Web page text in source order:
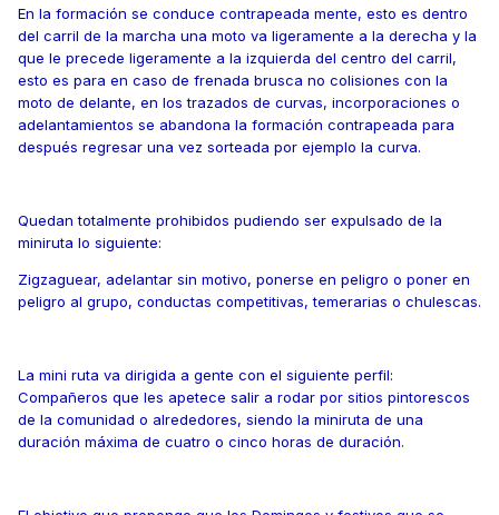
En la formación se conduce contrapeada mente, esto es dentro
del carril de la marcha una moto va ligeramente a la derecha y la
que le precede ligeramente a la izquierda del centro del carril,
esto es para en caso de frenada brusca no colisiones con la
moto de delante, en los trazados de curvas, incorporaciones o
adelantamientos se abandona la formación contrapeada para
después regresar una vez sorteada por ejemplo la curva.
Quedan totalmente prohibidos pudiendo ser expulsado de la
miniruta lo siguiente:
Zigzaguear, adelantar sin motivo, ponerse en peligro o poner en
peligro al grupo, conductas competitivas, temerarias o chulescas.
La mini ruta va dirigida a gente con el siguiente perfil:
Compañeros que les apetece salir a rodar por sitios pintorescos
de la comunidad o alrededores, siendo la miniruta de una
duración máxima de cuatro o cinco horas de duración.